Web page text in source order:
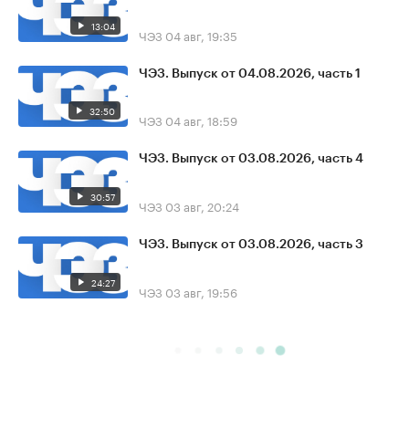
13:04 ЧЭЗ 04 авг, 19:35
32:50
ЧЭЗ. Выпуск от 04.08.2026, часть 1
ЧЭЗ 04 авг, 18:59
30:57
ЧЭЗ. Выпуск от 03.08.2026, часть 4
ЧЭЗ 03 авг, 20:24
24:27
ЧЭЗ. Выпуск от 03.08.2026, часть 3
ЧЭЗ 03 авг, 19:56